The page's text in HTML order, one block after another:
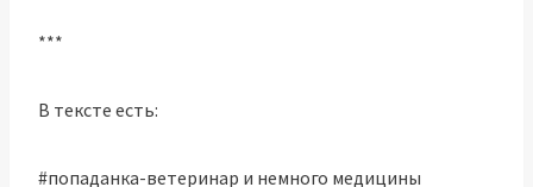
***
В тексте есть:
#попаданка-ветеринар и немного медицины